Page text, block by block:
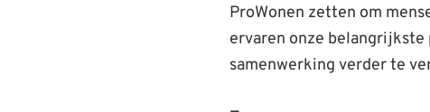
ProWonen zetten om
ervaren onze belangrijkste
samenwerking verder te